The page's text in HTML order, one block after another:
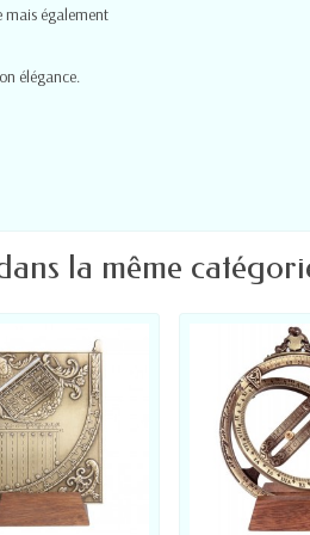
également
élégance.
la même